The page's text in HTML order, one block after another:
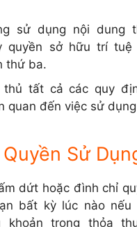
sử dụng nội dung
quyền sở hữu trí tuệ
thứ ba.
thủ tất cả các quy
quan đến việc sử
Sử
dứt hoặc đình chỉ
bất kỳ lúc nào nếu
khoản trong thỏa